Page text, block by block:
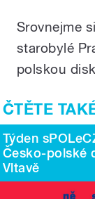
Srovnejme
starobylé
polskou
Týden
Česko-polské
Vltavě